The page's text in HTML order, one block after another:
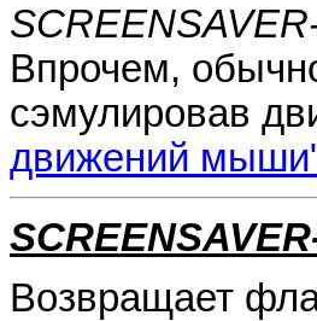
Впрочем,
сэмулировав
движений
Возвращает